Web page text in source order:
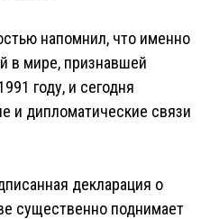
напомнил, что именно
в мире, признавшей
году, и сегодня
и дипломатические связи
декларация о
существенно поднимает